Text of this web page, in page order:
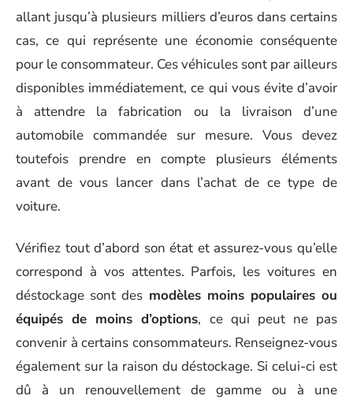
allant jusqu’à plusieurs milliers d’euros dans certains
cas, ce qui représente une économie conséquente
pour le consommateur. Ces véhicules sont par ailleurs
disponibles immédiatement, ce qui vous évite d’avoir
à attendre la fabrication ou la livraison d’une
automobile commandée sur mesure. Vous devez
toutefois prendre en compte plusieurs éléments
avant de vous lancer dans l’achat de ce type de
voiture.
Vérifiez tout d’abord son état et assurez-vous qu’elle
correspond à vos attentes. Parfois, les voitures en
déstockage sont des modèles moins populaires ou
équipés de moins d’options, ce qui peut ne pas
convenir à certains consommateurs. Renseignez-vous
également sur la raison du déstockage. Si celui-ci est
dû à un renouvellement de gamme ou à une